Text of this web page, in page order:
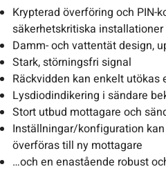
Krypterad överföring och PIN-
säkerhetskritiska installationer
Damm- och vattentät design,
Stark, störningsfri signal
Räckvidden kan enkelt utökas
Lysdiodindikering i sändare
Stort utbud mottagare och
Inställningar/konfiguration
överföras till ny mottagare
…och en enastående robust